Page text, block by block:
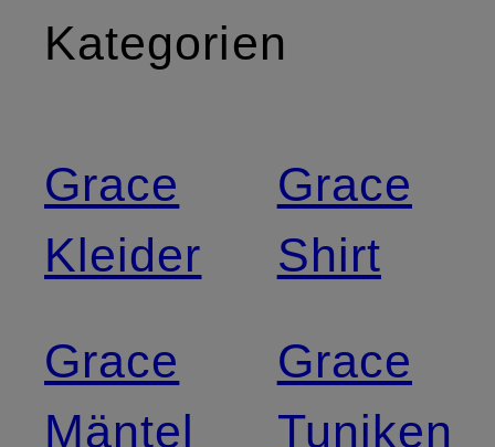
Kategorien
Grace
Kleider
Grace
Mäntel
Grace
Shirt
Grace
Tuniken